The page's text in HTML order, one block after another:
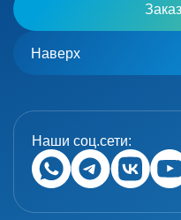
Наверх
Наши соц.сети: